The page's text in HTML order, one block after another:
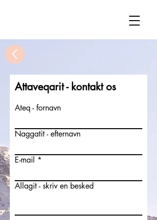
Attaveqarit - kontakt os
Ateq - fornavn
Naggatit - efternavn
E-mail
Allagit - skriv en besked